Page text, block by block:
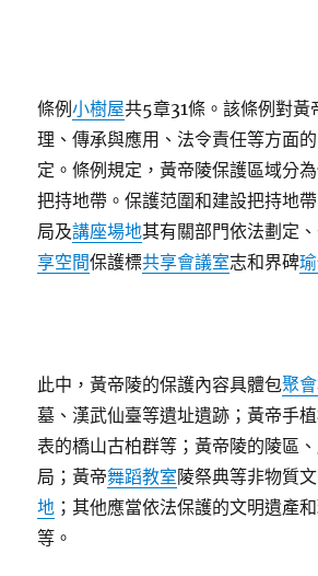
條例小樹屋共5章31條。該條例對黃
理、傳承與應用、法令責任等方面
定。條例規定，黃帝陵保護區域分
把持地帶。保護范圍和建設把持地
局及講座場地其有關部門依法劃定
享空間保護標共享會議室志和界碑
此中，黃帝陵的保護內容具體包聚
墓、漢武仙臺等遺址遺跡；黃帝手
表的橋山古柏群等；黃帝陵的陵區
局；黃帝舞蹈教室陵祭典等非物質
地 ；其他應當依法保護的文明遺產
等。